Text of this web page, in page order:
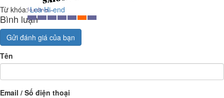
Từ khóa: Loa Hi-end
Bình luận
Gửi đánh giá của bạn
Tên
Email / Số điện thoại